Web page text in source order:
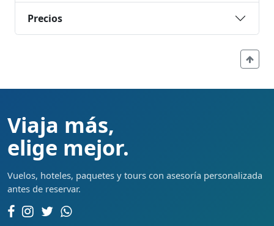
Precios
Viaja más,
elige mejor.
Vuelos, hoteles, paquetes y tours con asesoría personalizada
antes de reservar.